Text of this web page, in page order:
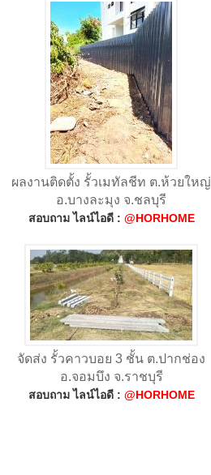
ผลงานติดตั้ง รั้วเมทัลชีท ต.ห้วยใหญ่
อ.บางละมุง จ.ชลบุรี
สอบถาม ไลน์ไอดี : @HORHOME
จัดส่ง รั้วคาวบอย 3 ชั้น ต.ปากช่อง
อ.จอมบึง จ.ราชบุรี
สอบถาม ไลน์ไอดี : @HORHOME